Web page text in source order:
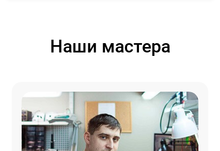
Наши мастера